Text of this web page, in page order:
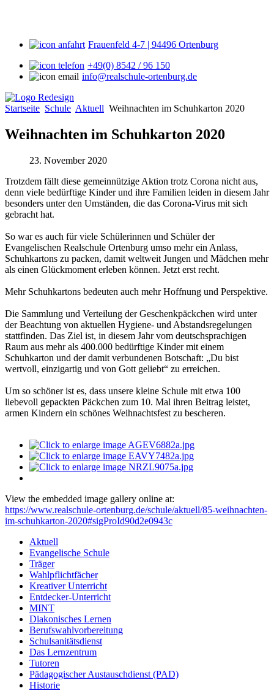
Frauenfeld 4-7 | 94496 Ortenburg
+49(0) 8542 / 96 150
info@realschule-ortenburg.de
Startseite Schule Aktuell Weihnachten im Schuhkarton 2020
Weihnachten im Schuhkarton 2020
23. November 2020
Trotzdem fällt diese gemeinnützige Aktion trotz Corona nicht aus,
denn viele bedürftige Kinder und ihre Familien leiden in diesem Jahr
besonders unter den Umständen, die das Corona-Virus mit sich
gebracht hat.
So war es auch für viele Schülerinnen und Schüler der
Evangelischen Realschule Ortenburg umso mehr ein Anlass,
Schuhkartons zu packen, damit weltweit Jungen und Mädchen mehr
als einen Glückmoment erleben können. Jetzt erst recht.
Mehr Schuhkartons bedeuten auch mehr Hoffnung und Perspektive.
Die Sammlung und Verteilung der Geschenkpäckchen wird unter
der Beachtung von aktuellen Hygiene- und Abstandsregelungen
stattfinden. Das Ziel ist, in diesem Jahr vom deutschsprachigen
Raum aus mehr als 400.000 bedürftige Kinder mit einem
Schuhkarton und der damit verbundenen Botschaft: „Du bist
wertvoll, einzigartig und von Gott geliebt“ zu erreichen.
Um so schöner ist es, dass unsere kleine Schule mit etwa 100
liebevoll gepackten Päckchen zum 10. Mal ihren Beitrag leistet,
armen Kindern ein schönes Weihnachtsfest zu bescheren.
View the embedded image gallery online at:
https://www.realschule-ortenburg.de/schule/aktuell/85-weihnachten-
im-schuhkarton-2020#sigProId90d2e0943c
Aktuell
Evangelische Schule
Träger
Wahlpflichtfächer
Kreativer Unterricht
Entdecker-Unterricht
MINT
Diakonisches Lernen
Berufswahlvorbereitung
Schulsanitätsdienst
Das Lernzentrum
Tutoren
Pädagogischer Austauschdienst (PAD)
Historie